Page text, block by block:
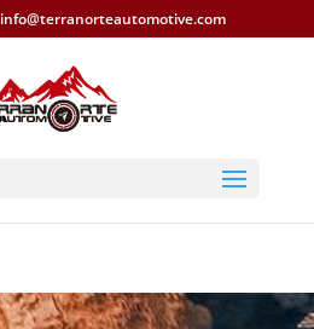
info@terranorteautomotive.com